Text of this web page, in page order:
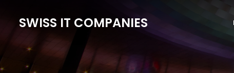
SWISS IT COMPANIES